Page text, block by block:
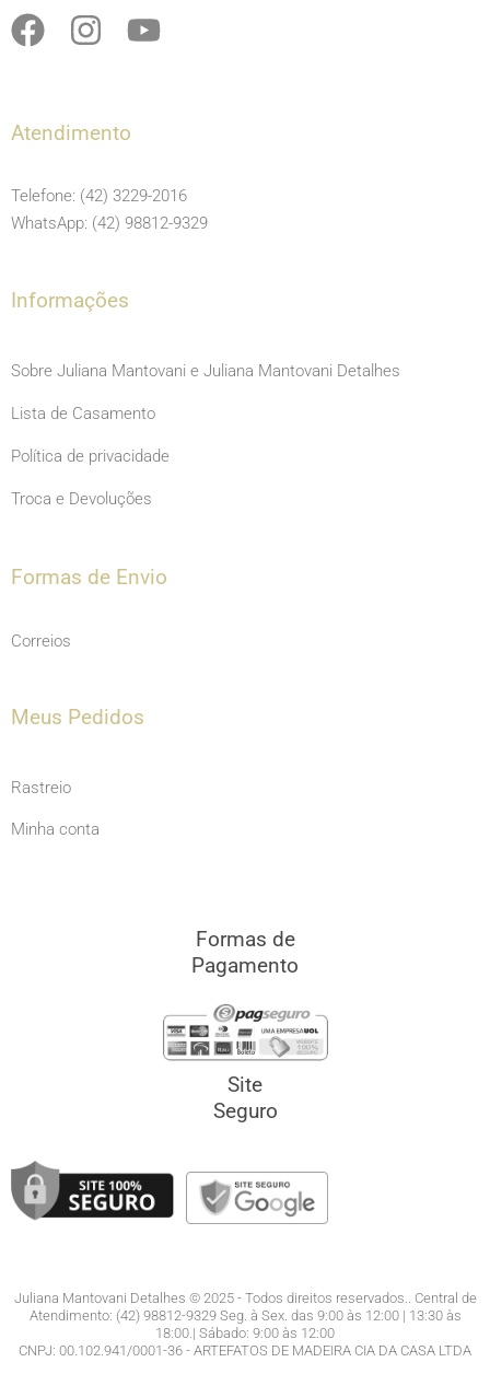
F
e
o
o
I
t
g
r
m
Y
b
e
Atendimento
Telefone: (42) 3229-2016
WhatsApp: (42) 98812-9329
Informações
Sobre Juliana Mantovani e Juliana Mantovani Detalhes
Lista de Casamento
Política de privacidade
Troca e Devoluções
Formas de Envio
Correios
Meus Pedidos
Rastreio
Minha conta
Formas de
Pagamento
Site
Seguro
Juliana Mantovani Detalhes © 2025 - Todos direitos reservados.. Central de
Atendimento: (42) 98812-9329 Seg. à Sex. das 9:00 às 12:00 | 13:30 às
18:00.| Sábado: 9:00 às 12:00
CNPJ: 00.102.941/0001-36 - ARTEFATOS DE MADEIRA CIA DA CASA LTDA